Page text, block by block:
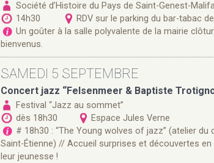
Société d’Histoire du Pays de Saint-Genest-
14h30
RDV sur le parking du bar-tabac
Un goûter à la salle polyvalente de la mairie
bienvenus.
SAMEDI 5 SEPTEMBRE
Concert jazz “Felsenmeer & Baptiste
Festival “Jazz au sommet”
dès 18h30
Espace Jules Verne
# 18h30 : “The Young wolves of jazz” (atelier
Saint-Étienne) // Accueil surprises et découvertes
leur jeunesse !